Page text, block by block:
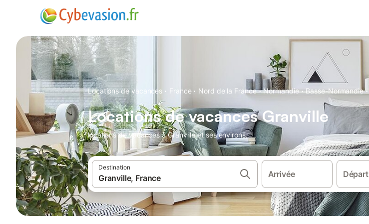
Locations de vacances · France · Nord de la France · Normandie · Basse-Normandie ·
Locations de vacances Granville
locations de vacances à Granville et ses environs.
Destination
Arrivée Départ